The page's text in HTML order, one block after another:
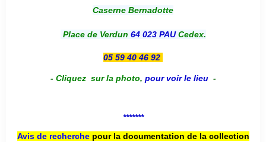
Caserne Bernadotte
Place de Verdun 64 023 PAUCedex.
05 59 40 46 92
- Cliquez sur la photo, pour voir le lieu -
*******
Avis de recherche pour la documentation de la collection